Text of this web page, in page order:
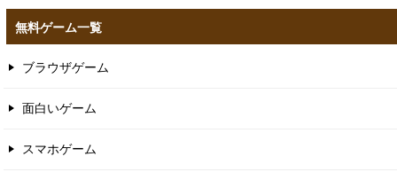
無料ゲーム一覧
ブラウザゲーム
面白いゲーム
スマホゲーム